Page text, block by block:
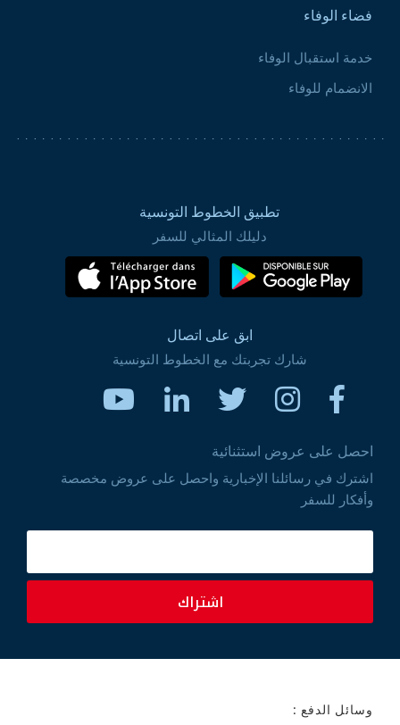
فضاء الوفاء
خدمة استقبال الوفاء
الانضمام للوفاء
تطبيق الخطوط التونسية
دليلك المثالي للسفر
ابق على اتصال
شارك تجربتك مع الخطوط التونسية
احصل على عروض استثنائية
اشترك في رسائلنا الإخبارية واحصل على عروض مخصصة
وأفكار للسفر
اشتراك
وسائل الدفع :